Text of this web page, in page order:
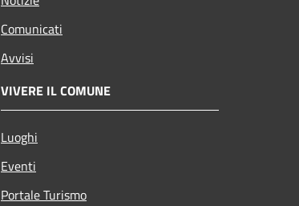
Comunicati
Avvisi
VIVERE IL COMUNE
Luoghi
Eventi
Portale Turismo